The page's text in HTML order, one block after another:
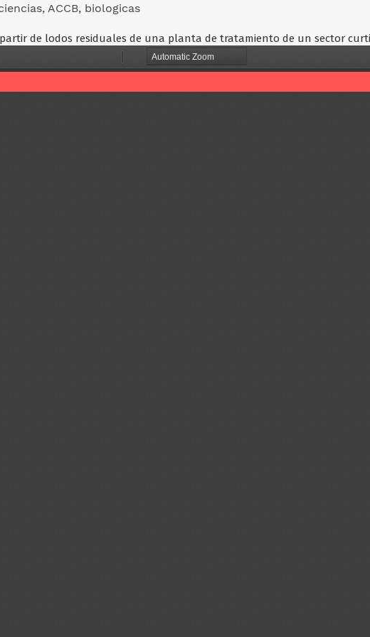
ACCB, biologicas
de lodos residuales de una planta de tratamiento de un sector